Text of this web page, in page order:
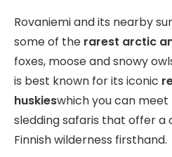
Rovaniemi and its nearby
some of the rarest arctic
foxes, moose and snowy
is best known for its iconic
huskieswhich you can
sledding safaris that offer
Finnish wilderness firsthand.